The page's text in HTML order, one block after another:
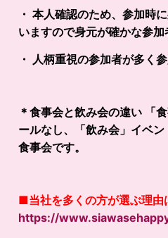
・ 本人確認のため、参加時
いますので身元が確かな参加
・ 人柄重視の参加者が多く参
＊食事会と飲み会の違い 「
ールなし、「飲み会」イベ
食事会です。
■当社を多くの方が選ぶ理由
https://